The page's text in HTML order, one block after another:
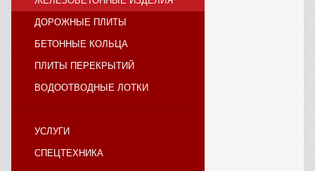
ДОРОЖНЫЕ ПЛИТЫ
БЕТОННЫЕ КОЛЬЦА
ПЛИТЫ ПЕРЕКРЫТИЙ
ВОДООТВОДНЫЕ ЛОТКИ
УСЛУГИ
СПЕЦТЕХНИКА